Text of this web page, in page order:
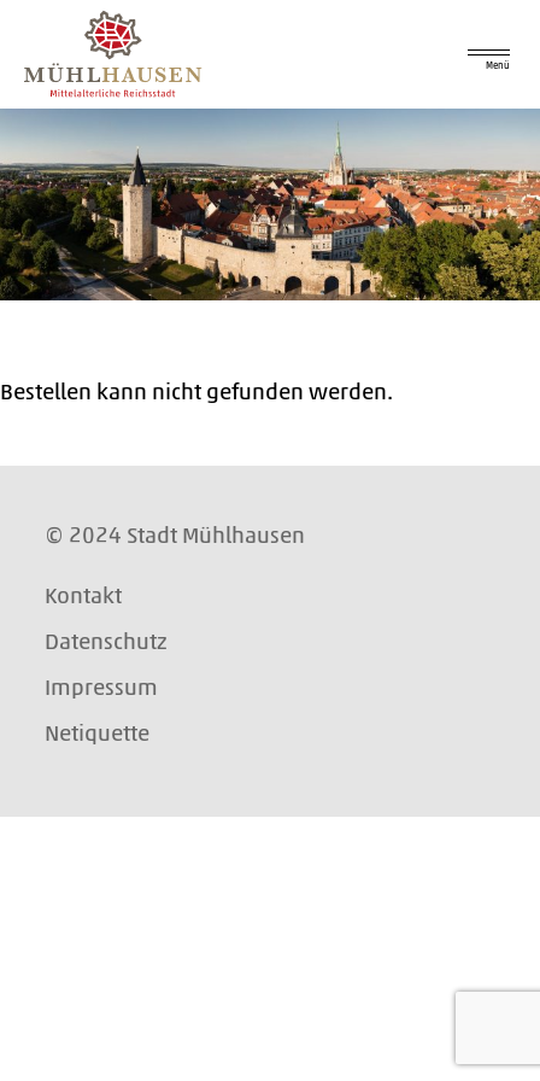
Menü
Bestellen kann nicht gefunden werden.
© 2024 Stadt Mühlhausen
Kontakt
Datenschutz
Impressum
Netiquette